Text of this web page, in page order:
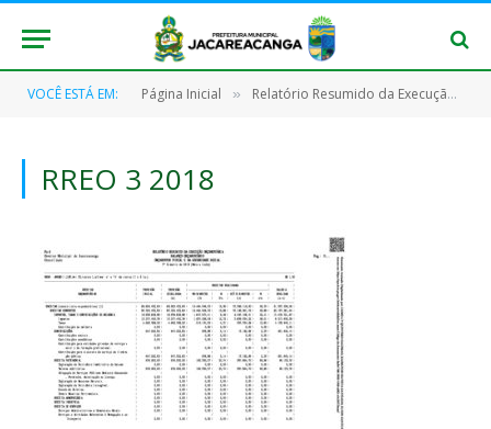
VOCÊ ESTÁ EM: Página Inicial » Relatório Resumido da Execução Orçamentária (RREO)
RREO 3 2018